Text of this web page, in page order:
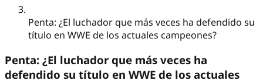
Penta: ¿El luchador que más veces ha defendido su
título en WWE de los actuales campeones?
Penta: ¿El luchador que más veces ha
defendido su título en WWE de los actuales